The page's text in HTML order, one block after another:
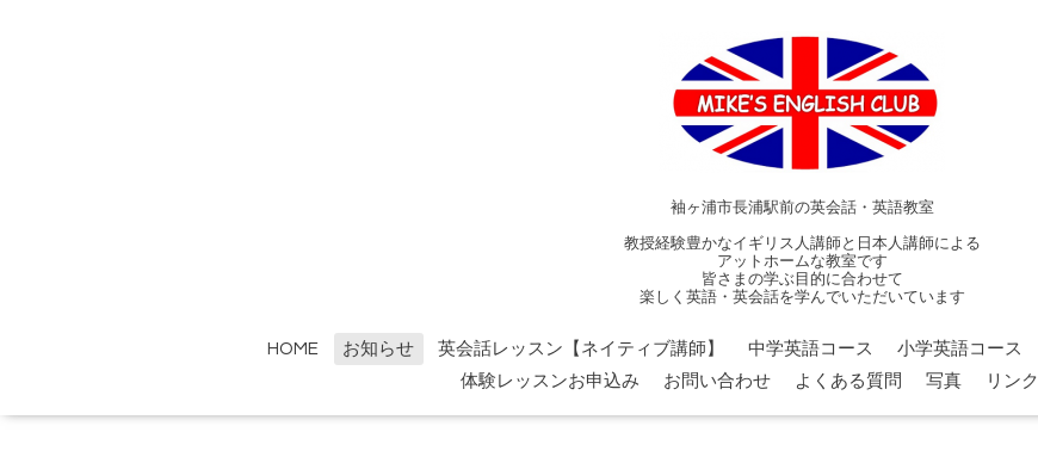
袖ヶ浦市長浦駅前の英会話・英語教室
教授経験豊かなイギリス人講師と日本人講師による
アットホームな教室です
皆さまの学ぶ目的に合わせて
楽しく英語・英会話を学んでいただいています
HOME お知らせ 英会話レッスン【ネイティブ講師】 中学英語コース 小学英語コース
体験レッスンお申込み
お問い合わせ よくある質問 写真 リンク